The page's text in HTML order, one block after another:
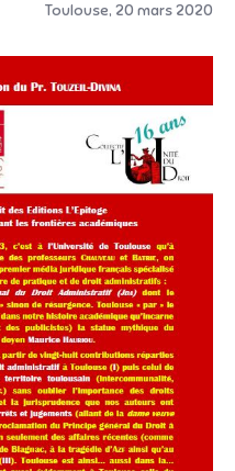
Toulouse, 20 mars 2020